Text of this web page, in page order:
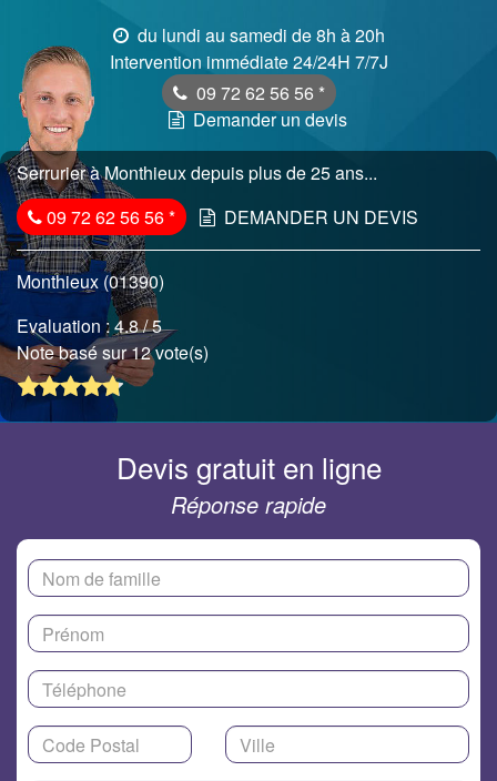
du lundi au samedi de 8h à 20h
Intervention immédiate 24/24H 7/7J
09 72 62 56 56 *
Demander un devis
Serrurier à Monthieux depuis plus de 25 ans...
09 72 62 56 56* DEMANDER UN DEVIS
Monthieux (01390)
Evaluation :4.8/ 5
Note basé sur 12 vote(s)
Devis gratuit en ligne
Réponse rapide